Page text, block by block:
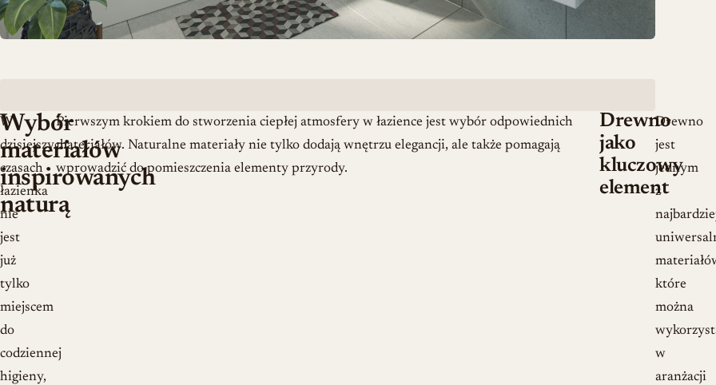
W
dzisiejszych
czasach
łazienka
nie
jest
już
tylko
miejscem
do
codziennej
higieny,
Wybór
materiałów
inspirowanych
naturą
Pierwszym krokiem do stworzenia ciepłej atmosfery w łazience jest wybór odpowiednich
materiałów. Naturalne materiały nie tylko dodają wnętrzu elegancji, ale także pomagają
wprowadzić do pomieszczenia elementy przyrody.
Drewno
jako
kluczowy
element
Drewno
jest
jednym
z
które
można
w
aranżacji